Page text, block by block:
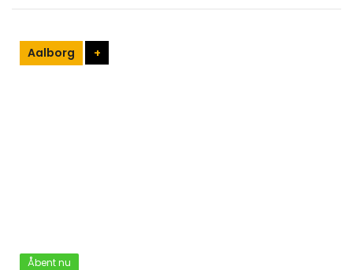
Aalborg +
Åbent nu